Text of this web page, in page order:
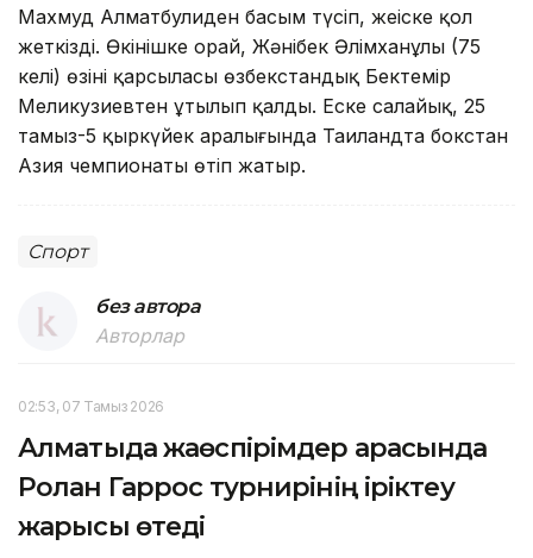
Махмуд Алматбулиден басым түсіп, жеңіске қол
жеткізді. Өкінішке орай, Жәнібек Әлімханұлы (75
келі) өзінің қарсыласы өзбекстандық Бектемір
Меликузиевтен ұтылып қалды. Еске салайық, 25
тамыз-5 қыркүйек аралығында Таиландта бокстан
Азия чемпионаты өтіп жатыр.
Спорт
без автора
Авторлар
02:53, 07 Тамыз 2026
Алматыда жаөспірімдер арасында
Ролан Гаррос турнирінің іріктеу
жарысы өтеді